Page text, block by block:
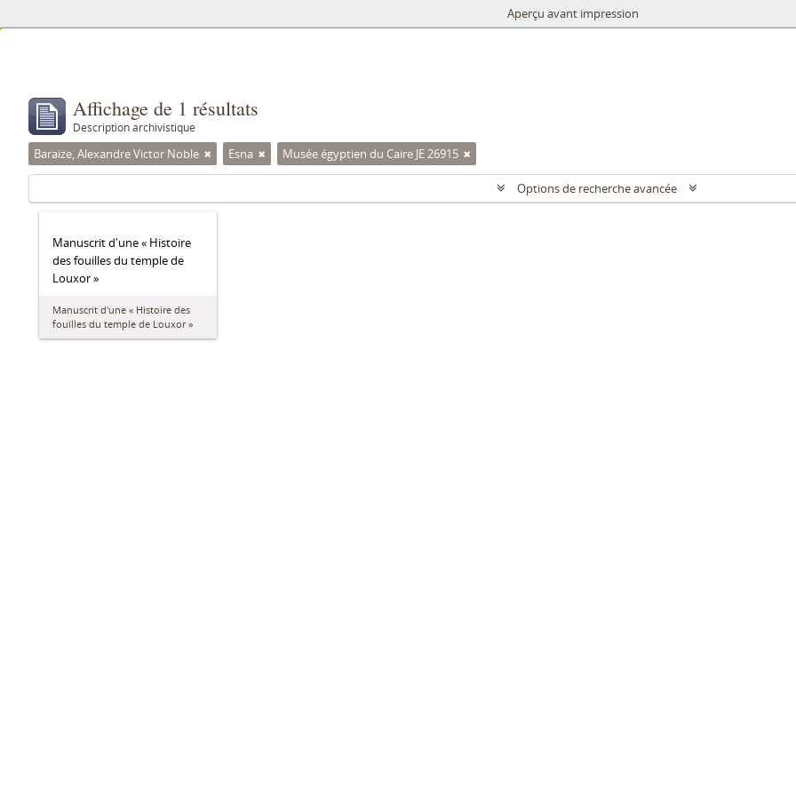
Aperçu avant impression
Affichage de 1 résultats
Description archivistique
Baraize, Alexandre Victor Noble Esna Musée égyptien du Caire JE 26915
Options de recherche avancée
Manuscrit d'une « Histoire
des fouilles du temple de
Louxor »
Manuscrit d'une « Histoire des
fouilles du temple de Louxor »